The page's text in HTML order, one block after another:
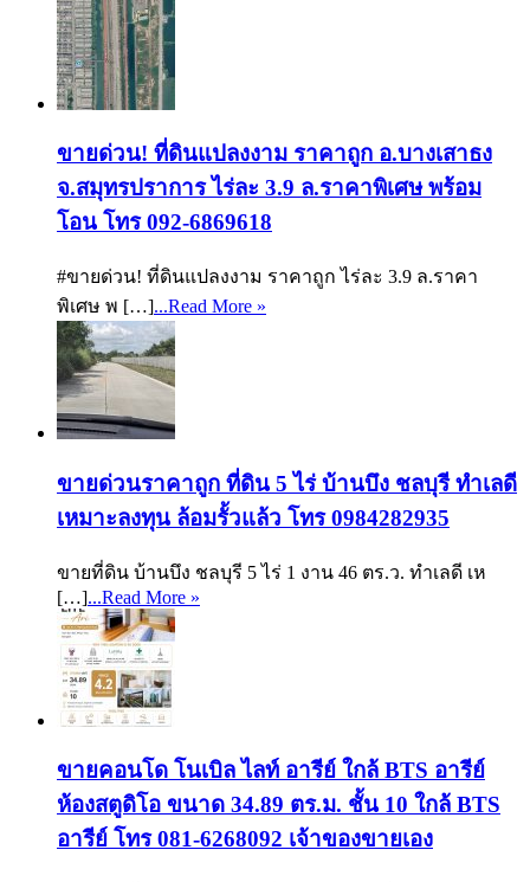
ขายด่วน! ที่ดินแปลงงาม ราคาถูก อ.บางเสาธง
จ.สมุทรปราการ ไร่ละ 3.9 ล.ราคาพิเศษ พร้อม
โอน โทร 092-6869618
#ขายด่วน! ที่ดินแปลงงาม ราคาถูก ไร่ละ 3.9 ล.ราคา
พิเศษ พ […]...Read More »
ขายด่วนราคาถูก ที่ดิน 5 ไร่ บ้านบึง ชลบุรี ทำเลดี
เหมาะลงทุน ล้อมรั้วแล้ว โทร 0984282935
ขายที่ดิน บ้านบึง ชลบุรี 5 ไร่ 1 งาน 46 ตร.ว. ทำเลดี เห
[…]...Read More »
ขายคอนโด โนเบิล ไลท์ อารีย์ ใกล้ BTS อารีย์
ห้องสตูดิโอ ขนาด 34.89 ตร.ม. ชั้น 10 ใกล้ BTS
อารีย์ โทร 081-6268092 เจ้าของขายเอง